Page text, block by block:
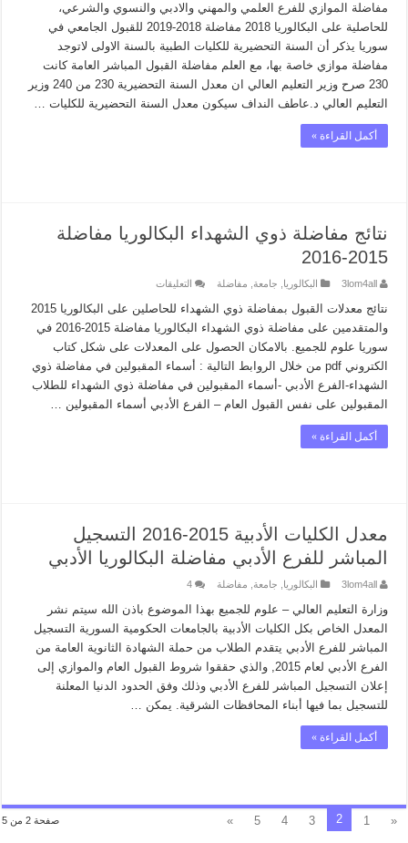
مفاضلة الموازي للفرع العلمي والمهني والادبي والنسوي والشرعي،
للحاصلية على البكالوريا 2018 مفاضلة 2018-2019 للقبول الجامعي في
سوريا يذكر أن السنة التحضيرية للكليات الطبية بالسنة الاولى لاتوجد
مفاضلة موازي خاصة بها، مع العلم مفاضلة القبول المباشر العامة كانت
230 صرح وزير التعليم العالي ان معدل السنة التحضيرية 230 من 240 وزير
التعليم العالي د.عاطف النداف سيكون معدل السنة التحضيرية للكليات …
أكمل القراءة »
نتائج مفاضلة ذوي الشهداء البكالوريا مفاضلة
2015-2016
3lom4all البكالوريا جامعة مفاضلة التعليقات
مفاضلة
ذوي
الشهداء
البكالوريا
مفاضلة
2015-
مغلقة
نتائج معدلات القبول بمفاضلة ذوي الشهداء للحاصلين على البكالوريا 2015
والمتقدمين على مفاضلة ذوي الشهداء البكالوريا مفاضلة 2015-2016 في
سوريا علوم للجميع. بالامكان الحصول على المعدلات على شكل كتاب
الكتروني pdf من خلال الروابط التالية : أسماء المقبولين في مفاضلة ذوي
الشھداء-الفرع الأدبي -أسماء المقبولين في مفاضلة ذوي الشھداء للطلاب
المقبولين على نفس القبول العام – الفرع الأدبي أسماء المقبولين …
أكمل القراءة »
معدل الكليات الأدبية 2015-2016 التسجيل
المباشر للفرع الأدبي مفاضلة البكالوريا الأدبي
3lom4all البكالوريا جامعة مفاضلة 4
وزارة التعليم العالي – علوم للجميع بهذا الموضوع باذن الله سيتم نشر
المعدل الخاص بكل الكليات الأدبية بالجامعات الحكومية السورية التسجيل
المباشر للفرع الأدبي يتقدم الطلاب من حملة الشهادة الثانوية العامة من
الفرع الأدبي لعام 2015, والذي حققوا شروط القبول العام والموازي إلى
إعلان التسجيل المباشر للفرع الأدبي وذلك وفق الحدود الدنيا المعلنة
للتسجيل بما فيها أبناء المحافظات الشرقية. يمكن …
أكمل القراءة »
صفحة 2 من 5 «
1
2
3
4
5
»